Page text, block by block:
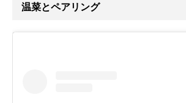
温菜とペアリング